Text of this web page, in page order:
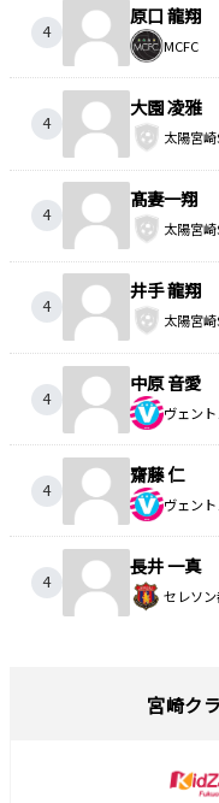
4
原口 龍翔
MCFC
4
大園 凌雅
太陽宮崎
4
髙妻一翔
太陽宮崎
4
井手 龍翔
太陽宮崎
4
中原 音愛
ヴェン
4
齋藤 仁
ヴェン
4
長井 一真
セレソ
宮崎ク